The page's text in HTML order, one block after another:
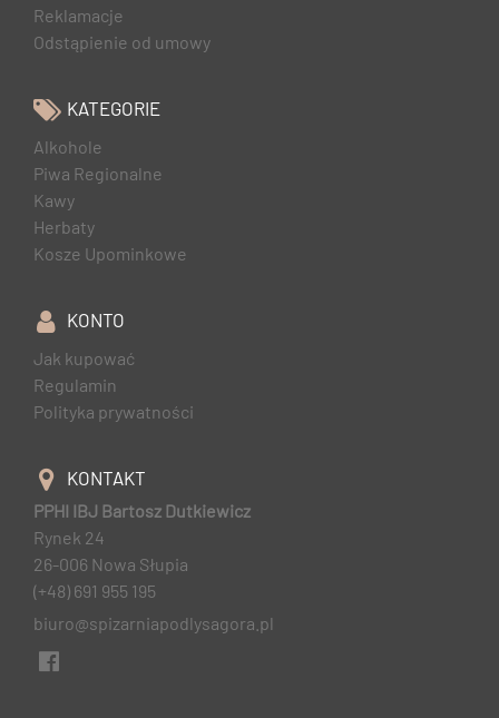
Reklamacje
Odstąpienie od umowy
KATEGORIE
Alkohole
Piwa Regionalne
Kawy
Herbaty
Kosze Upominkowe
KONTO
Jak kupować
Regulamin
Polityka prywatności
KONTAKT
PPHI IBJ Bartosz Dutkiewicz
Rynek 24
26-006 Nowa Słupia
(+48) 691 955 195
biuro@spizarniapodlysagora.pl